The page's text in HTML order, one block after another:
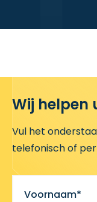
Wij helpen
Vul het
telefonisch of
Voornaam*